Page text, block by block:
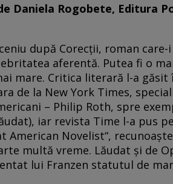
Daniela Rogobete, Editura
după Corecţii, roman care-i
aferentă. Putea fi o
mare. Critica literară l-a găsit
de la New York Times,
– Philip Roth, spre
iar revista Time l-a pus
American Novelist“,
multă vreme. Lăudat şi de
lui Franzen statutul de